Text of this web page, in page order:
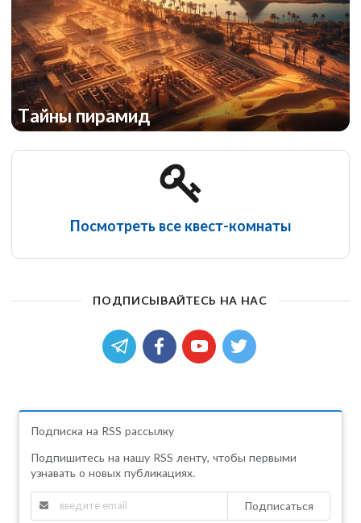
Симпсоны: потерянная серия
Тайны пирамид
Посмотреть все квест-комнаты
ПОДПИСЫВАЙТЕСЬ НА НАС
Подписка на RSS рассылку
Подпишитесь на нашу RSS ленту, чтобы первыми
узнавать о новых публикациях.
Подписаться